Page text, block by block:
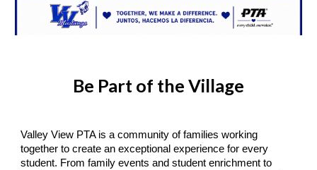
Be Part of the Village
Valley View PTA is a community of families working
together to create an exceptional experience for every
student. From family events and student enrichment to